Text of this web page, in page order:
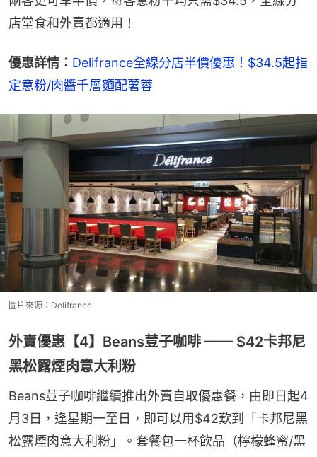
店堂食和外賣都適用！
優惠詳情： Delifrance全線分店半價優惠！$34.5起指
定意粉/肉醬千層麵配薯蓉
圖片來源：Delifrance
外賣優惠【4】Beans荳子咖啡 —— $42卡邦尼
黑松露煙肉意大利粉
Beans荳子咖啡繼續推出外賣自取優惠餐，由即日起4
月3日，逢星期一至日，即可以用$42歎到「卡邦尼黑
松露煙肉意大利粉」。套餐包一杯飲品（檸檬蜂蜜/黑